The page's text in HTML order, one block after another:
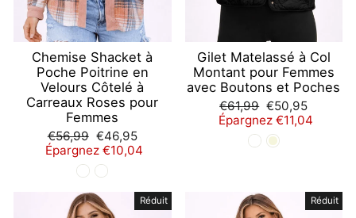
Chemise Shacket à
Poche Poitrine en
Velours Côtelé à
Carreaux Roses pour
Femmes
Prix
régulier
€56,99 Prix
réduit
€46,95
Épargnez €10,04
Gilet Matelassé à Col
Montant pour Femmes
avec Boutons et Poches
Prix
régulier
€61,99 Prix
réduit
€50,95
Épargnez €11,04
Réduit Réduit